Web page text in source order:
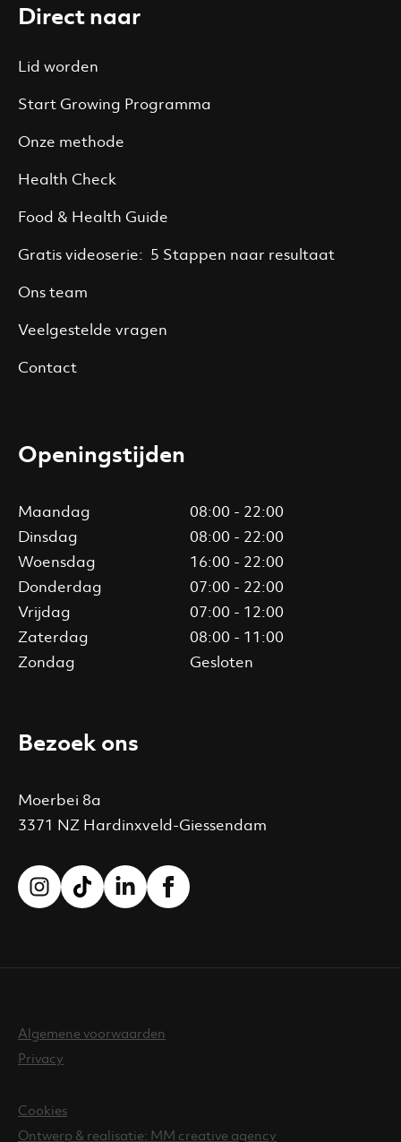
Direct naar
Lid worden
Start Growing Programma
Onze methode
Health Check
Food & Health Guide
Gratis videoserie: 5 Stappen naar resultaat
Ons team
Veelgestelde vragen
Contact
Openingstijden
Maandag
08:00 - 22:00
Dinsdag
08:00 - 22:00
Woensdag
16:00 - 22:00
Donderdag
07:00 - 22:00
Vrijdag
07:00 - 12:00
Zaterdag
08:00 - 11:00
Zondag
Gesloten
Bezoek ons
Moerbei 8a
3371 NZ Hardinxveld-Giessendam
Algemene voorwaarden
Privacy
Cookies
Ontwerp & realisatie: MM creative agency